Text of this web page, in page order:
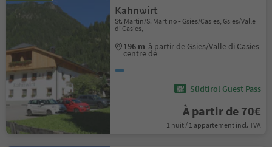
Kahnwirt
St. Martin/S. Martino - Gsies/Casies, Gsies/Valle
di Casies,
196 m à partir de Gsies/Valle di Casies
centre de
Südtirol Guest Pass
À partir de 70€
1 nuit / 1 appartement incl. TVA